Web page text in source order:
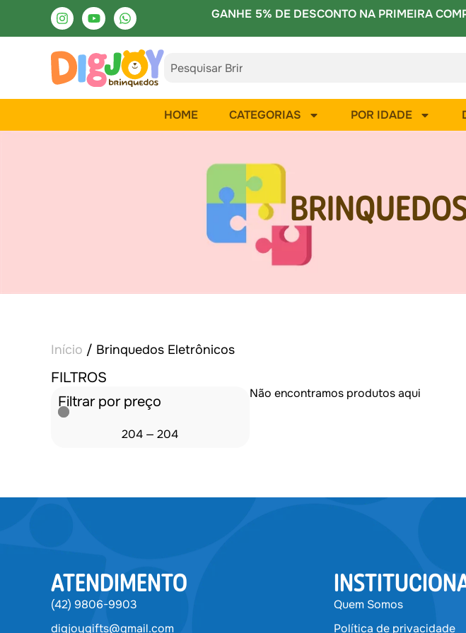
GANHE 5% DE DESCONTO NA PRIMEIRA
HOME CATEGORIAS POR IDADE
Início / Brinquedos Eletrônicos
FILTROS
Filtrar por preço
204 —204
Não encontramos produtos aqui
ATENDIMENTO
(42) 9806-9903
digjoygifts@gmail.com
Quem Somos
Política de privacidade